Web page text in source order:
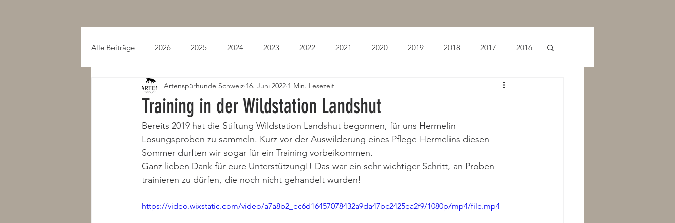
Alle Beiträge 2026 2025 2024 2023 2022 2021 2020 2019 2018 2017 2016
2014 2013
Training in der Wildstation Landshut
Artenspürhunde Schweiz 16. Juni 2022 1 Min. Lesezeit
Bereits 2019 hat die Stiftung Wildstation Landshut begonnen, für uns Hermelin
Losungsproben zu sammeln. Kurz vor der Auswilderung eines Pflege-Hermelins diesen
Sommer durften wir sogar für ein Training vorbeikommen.
Ganz lieben Dank für eure Unterstützung!! Das war ein sehr wichtiger Schritt, an Proben
trainieren zu dürfen, die noch nicht gehandelt wurden!
https://video.wixstatic.com/video/a7a8b2_ec6d16457078432a9da47bc2425ea2f9/1080p/mp4/file.mp4